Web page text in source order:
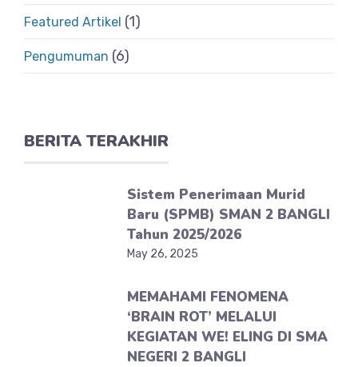
Featured Artikel (1)
Pengumuman (6)
BERITA TERAKHIR
Sistem Penerimaan Murid
Baru (SPMB) SMAN 2 BANGLI
Tahun 2025/2026
May 26, 2025
MEMAHAMI FENOMENA
‘BRAIN ROT’ MELALUI
KEGIATAN WE! ELING DI SMA
NEGERI 2 BANGLI